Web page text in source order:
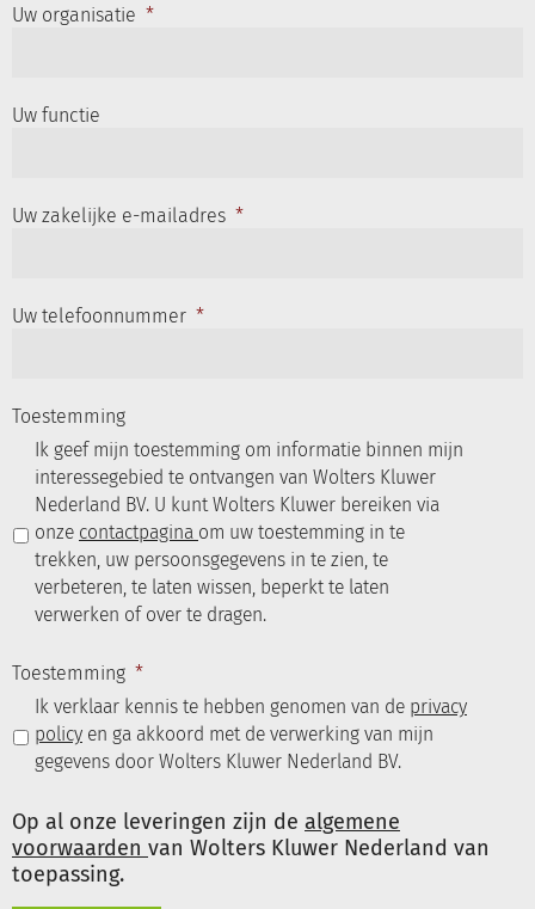
Uw organisatie *
Uw functie
Uw zakelijke e-mailadres *
Uw telefoonnummer *
Toestemming
Ik geef mijn toestemming om informatie binnen mijn
interessegebied te ontvangen van Wolters Kluwer
Nederland BV. U kunt Wolters Kluwer bereiken via
onze contactpagina om uw toestemming in te
trekken, uw persoonsgegevens in te zien, te
verbeteren, te laten wissen, beperkt te laten
verwerken of over te dragen.
Toestemming *
Ik verklaar kennis te hebben genomen van de privacy
policy en ga akkoord met de verwerking van mijn
gegevens door Wolters Kluwer Nederland BV.
Op al onze leveringen zijn de algemene
voorwaarden van Wolters Kluwer Nederland van
toepassing.